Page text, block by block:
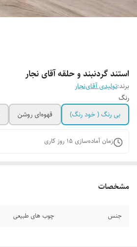
استند گردنبند و حلقه آقای نجار
برند:تولیدی آقای‌نجار
رنگ
بی رنگ ( خود رنگ)
قهوه‌ای روشن
زمان آماده‌سازی 15 روز کاری
مشخصات
جنس چوب های طبیعی